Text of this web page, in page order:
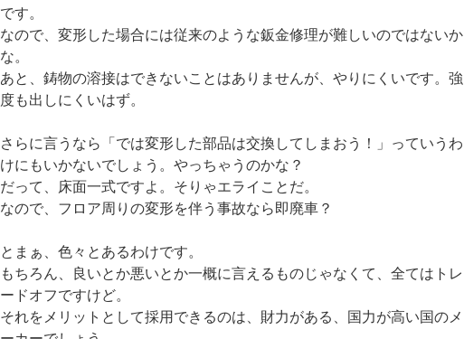
です。
なので、変形した場合には従来のような鈑金修理が難しいのではないか
な。
あと、鋳物の溶接はできないことはありませんが、やりにくいです。強
度も出しにくいはず。
さらに言うなら「では変形した部品は交換してしまおう！」っていうわ
けにもいかないでしょう。やっちゃうのかな？
だって、床面一式ですよ。そりゃエライことだ。
なので、フロア周りの変形を伴う事故なら即廃車？
とまぁ、色々とあるわけです。
もちろん、良いとか悪いとか一概に言えるものじゃなくて、全てはトレ
ードオフですけど。
それをメリットとして採用できるのは、財力がある、国力が高い国のメ